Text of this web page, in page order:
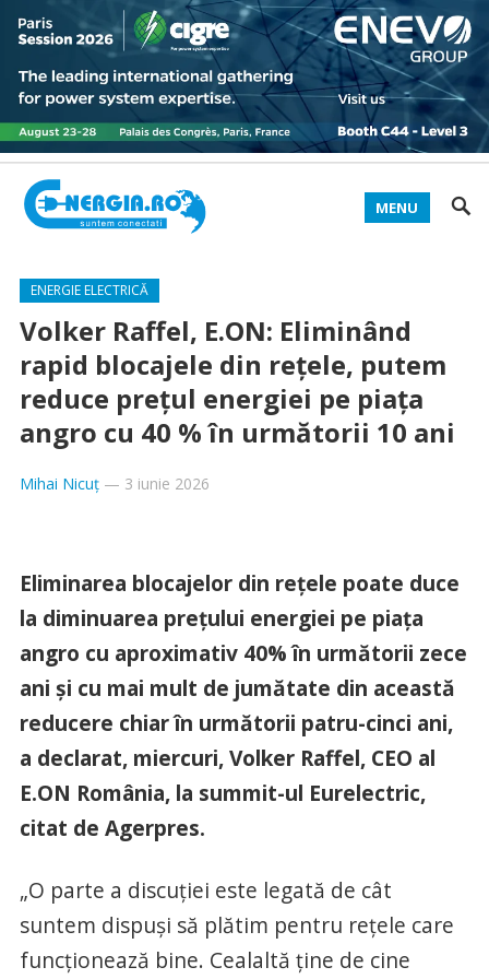
MENU
ENERGIE ELECTRICĂ
Volker Raffel, E.ON: Eliminând
rapid blocajele din reţele, putem
reduce preţul energiei pe piaţa
angro cu 40 % în următorii 10 ani
Mihai Nicuț— 3 iunie 2026
Eliminarea blocajelor din reţele poate duce
la diminuarea preţului energiei pe piaţa
angro cu aproximativ 40% în următorii zece
ani şi cu mai mult de jumătate din această
reducere chiar în următorii patru-cinci ani,
a declarat, miercuri, Volker Raffel, CEO al
E.ON România, la summit-ul Eurelectric,
citat de Agerpres.
„O parte a discuţiei este legată de cât
suntem dispuşi să plătim pentru reţele care
funcţionează bine. Cealaltă ţine de cine